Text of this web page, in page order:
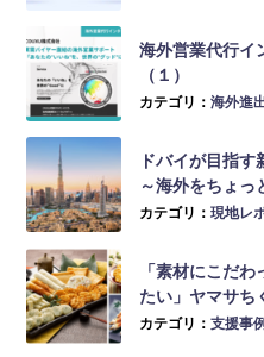
海外営業代行イ
（１）
カテゴリ：海外進
ドバイが目指
～海外をちょっ
カテゴリ：現地レ
「素材にこだ
たい」ヤマサち
カテゴリ：支援事